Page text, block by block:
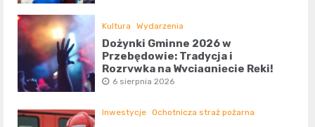
Kultura Wydarzenia
Dożynki Gminne 2026 w
Przebędowie: Tradycja i
Rozrywka na Wyciągnięcie Ręki!
6 sierpnia 2026
Inwestycje Ochotnicza straż pożarna